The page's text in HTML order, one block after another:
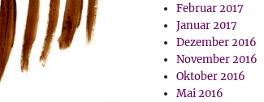
Februar 2017
Januar 2017
Dezember 2016
November 2016
Oktober 2016
Mai 2016